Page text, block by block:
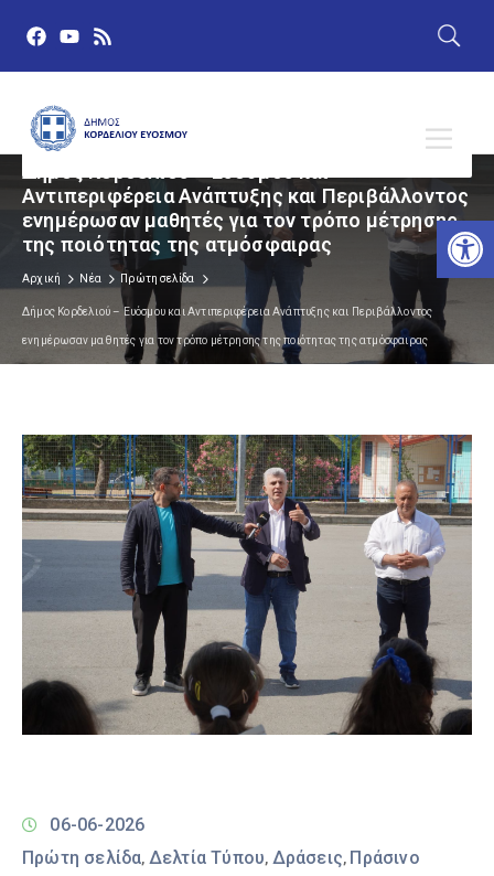
Δήμος Κορδελιού – Ευόσμου και
Αντιπεριφέρεια Ανάπτυξης και Περιβάλλοντος
ενημέρωσαν μαθητές για τον τρόπο μέτρησης
της ποιότητας της ατμόσφαιρας
Αρχική Νέα Πρώτη σελίδα
Δήμος Κορδελιού – Ευόσμου και Αντιπεριφέρεια Ανάπτυξης και Περιβάλλοντος
ενημέρωσαν μαθητές για τον τρόπο μέτρησης της ποιότητας της ατμόσφαιρας
06-06-2026
Πρώτη σελίδα‚ Δελτία Τύπου‚ Δράσεις‚ Πράσινο